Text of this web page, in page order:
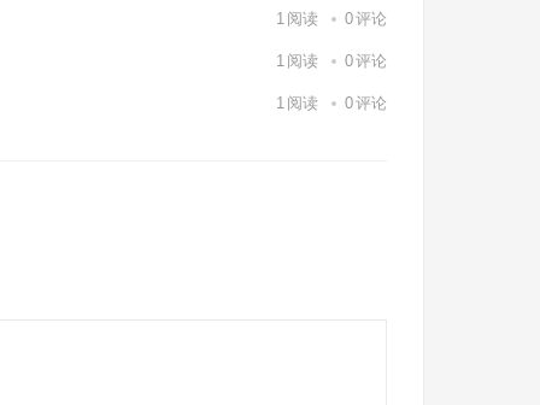
1 阅读 0评论
1 阅读 0评论
1 阅读 0评论